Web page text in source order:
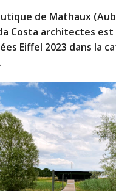
de Mathaux
Costa architectes
Eiffel 2023 dans la